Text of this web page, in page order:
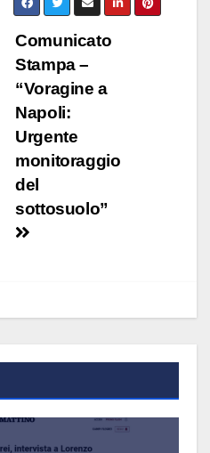
Comunicato
Stampa –
“Voragine a
Napoli:
Urgente
monitoraggio
del
sottosuolo”